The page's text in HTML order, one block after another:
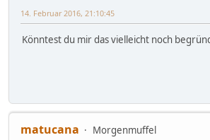
14. Februar 2016, 21:10:45
Könntest du mir das vielleicht noch
matucana
Morgenmuffel